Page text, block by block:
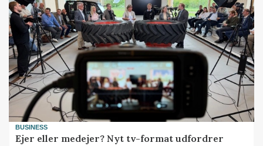
BUSINESS
Ejer eller medejer? Nyt tv-format udfordrer